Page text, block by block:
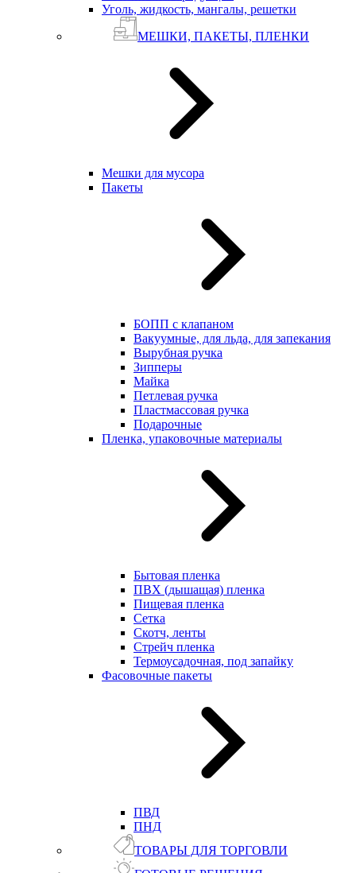
Уголь, жидкость, мангалы, решетки
МЕШКИ, ПАКЕТЫ, ПЛЕНКИ
Мешки для мусора
Пакеты
БОПП с клапаном
Вакуумные, для льда, для запекания
Вырубная ручка
Зипперы
Майка
Петлевая ручка
Пластмассовая ручка
Подарочные
Пленка, упаковочные материалы
Бытовая пленка
ПВХ (дышащая) пленка
Пищевая пленка
Сетка
Скотч, ленты
Стрейч пленка
Термоусадочная, под запайку
Фасовочные пакеты
ПВД
ПНД
ТОВАРЫ ДЛЯ ТОРГОВЛИ